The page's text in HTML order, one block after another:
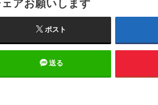
ェアお願いします
ポスト
送る